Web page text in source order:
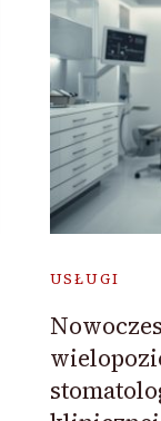
USŁUGI